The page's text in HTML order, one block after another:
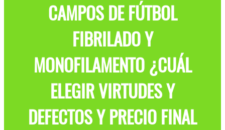
CAMPOS DE FÚTBOL
FIBRILADO Y
MONOFILAMENTO ¿CUÁL
ELEGIR VIRTUDES Y
DEFECTOS Y PRECIO FINAL